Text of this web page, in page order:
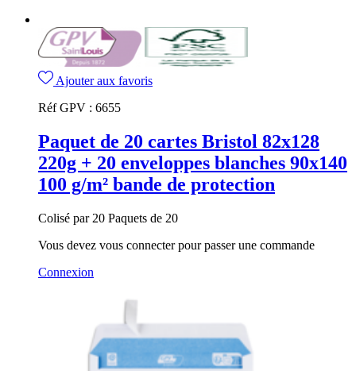
Ajouter aux favoris
Réf GPV : 6655
Paquet de 20 cartes Bristol 82x128
220g + 20 enveloppes blanches 90x140
100 g/m² bande de protection
Colisé par 20 Paquets de 20
Vous devez vous connecter pour passer une commande
Connexion